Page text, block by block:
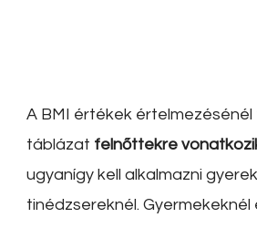
A BMI értékek
táblázat felnőttekre
ugyanígy kell alkalmazni
tinédzsereknél. Gyermekeknél